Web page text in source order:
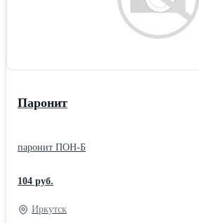
Паронит
паронит ПОН-Б
104 руб.
Иркутск